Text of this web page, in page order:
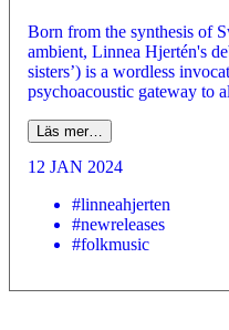
Born from the synthesis of
ambient, Linnea Hjertén's
sisters’) is a wordless
psychoacoustic gateway to
Läs mer…
12 JAN 2024
#linneahjerten
#newreleases
#folkmusic